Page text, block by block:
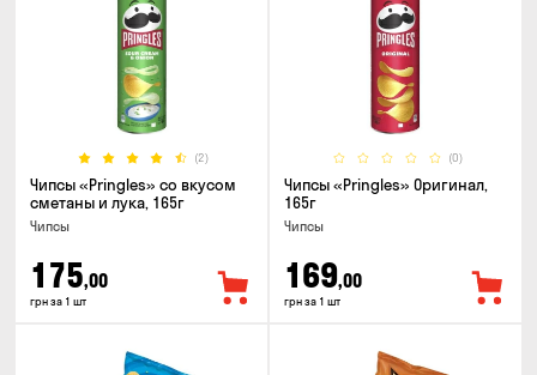
(2)
Чипсы «Pringles» со вкусом
сметаны и лука, 165г
Чипсы
175,00
грн за 1 шт
(0)
Чипсы «Pringles» Оригинал,
165г
Чипсы
169,00
грн за 1 шт